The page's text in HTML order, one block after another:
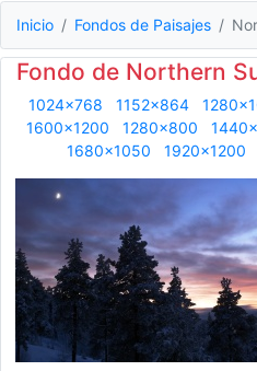
Inicio Fondos de Paisajes
Fondo de Northern
1024x768 1152x864
1600x1200
1280x800
1680x1050
1920x1200